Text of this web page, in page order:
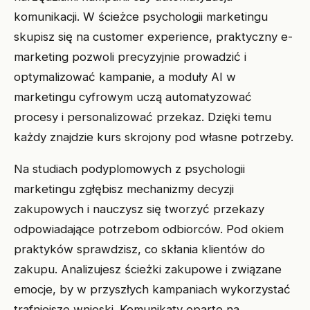
komunikacji. W ścieżce psychologii marketingu
skupisz się na customer experience, praktyczny e-
marketing pozwoli precyzyjnie prowadzić i
optymalizować kampanie, a moduły AI w
marketingu cyfrowym uczą automatyzować
procesy i personalizować przekaz. Dzięki temu
każdy znajdzie kurs skrojony pod własne potrzeby.
Na studiach podyplomowych z psychologii
marketingu zgłębisz mechanizmy decyzji
zakupowych i nauczysz się tworzyć przekazy
odpowiadające potrzebom odbiorców. Pod okiem
praktyków sprawdzisz, co skłania klientów do
zakupu. Analizujesz ścieżki zakupowe i związane
emocje, by w przyszłych kampaniach wykorzystać